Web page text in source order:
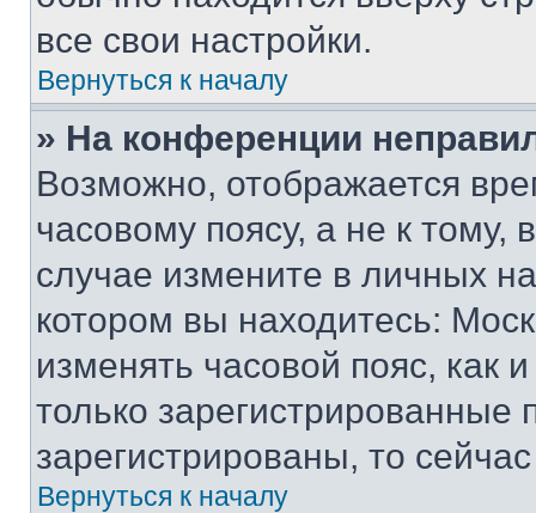
все свои настройки.
Вернуться к началу
» На конференции
Возможно, отображается
часовому поясу, а не к тому,
случае измените в личных
котором вы находитесь:
изменять часовой пояс, как
только
зарегистрированы, то
Вернуться к началу